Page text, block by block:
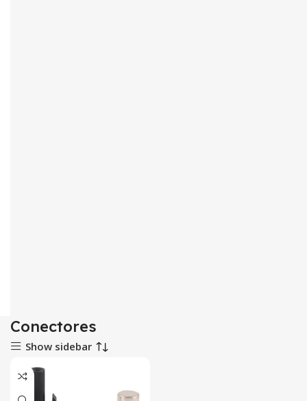
Conectores
Show sidebar